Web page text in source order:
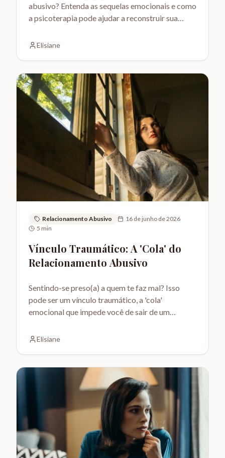
abusivo? Entenda as sequelas emocionais e como
a psicoterapia pode ajudar a reconstruir sua
Elisiane
Relacionamento Abusivo
16 de junho de 2026
5 min
Vínculo Traumático: A 'Cola' do
Relacionamento Abusivo
Sentindo-se preso(a) a quem te faz mal? Isso
pode ser um vínculo traumático, a 'cola'
emocional que impede você de sair de um
Elisiane